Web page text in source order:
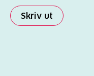
Skriv ut